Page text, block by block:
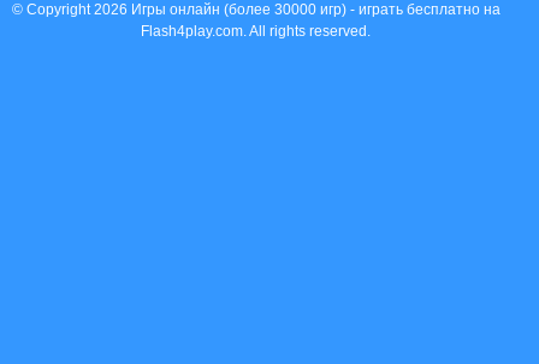
© Copyright 2026 Игры онлайн (более 30000 игр) - играть бесплатно на
Flash4play.com. All rights reserved.